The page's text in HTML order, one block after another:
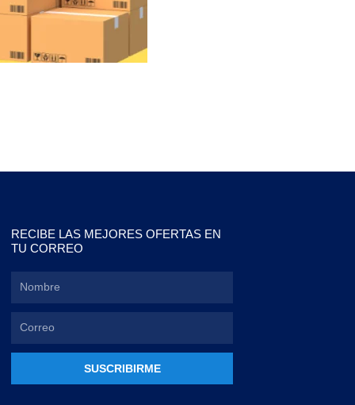
RECIBE LAS MEJORES OFERTAS EN
TU CORREO
SUSCRIBIRME